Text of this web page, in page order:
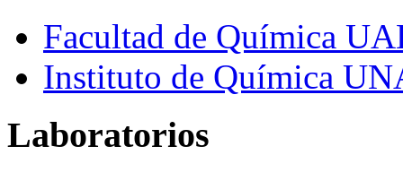
Facultad de Química
Instituto de Química
Laboratorios